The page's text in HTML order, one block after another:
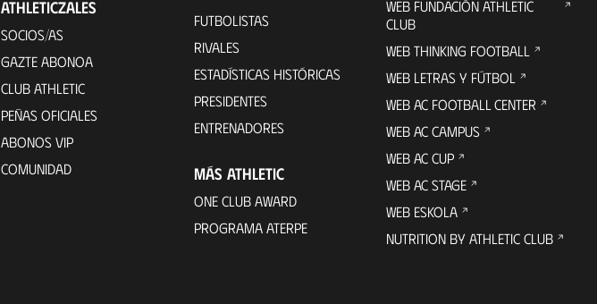
ATHLETICZALES
SOCIOS/AS
GAZTE ABONOA
CLUB ATHLETIC
PEÑAS OFICIALES
ABONOS VIP
COMUNIDAD
FUTBOLISTAS
RIVALES
ESTADÍSTICAS HISTÓRICAS
PRESIDENTES
ENTRENADORES
MÁS ATHLETIC
ONE CLUB AWARD
PROGRAMA ATERPE
WEB FUNDACIÓN ATHLETIC
CLUB
WEB THINKING FOOTBALL
WEB LETRAS Y FÚTBOL
WEB AC FOOTBALL CENTER
WEB AC CAMPUS
WEB AC CUP
WEB AC STAGE
WEB ESKOLA
NUTRITION BY ATHLETIC CLUB